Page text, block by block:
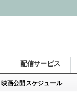
映画公開スケジュール
配信サービス